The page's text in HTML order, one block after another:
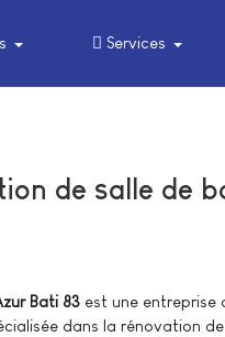
Services
de salle de
Bati 83 est une entreprise
dans la rénovation